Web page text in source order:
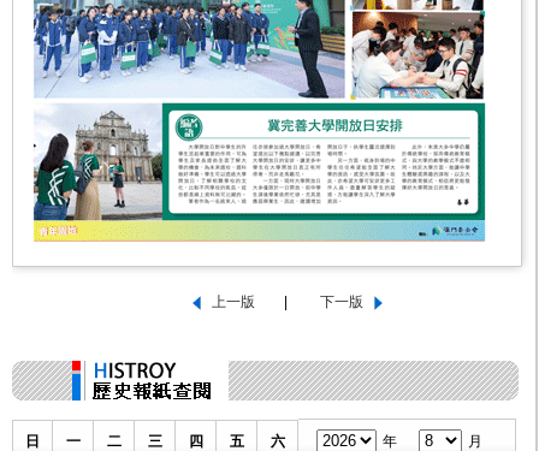
日 一 二 三 四 五 六 年 月